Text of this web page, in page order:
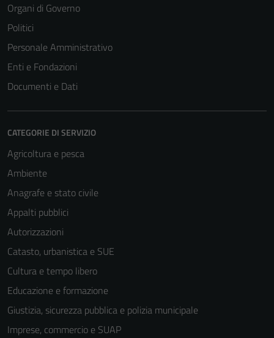
Organi di Governo
Politici
Personale Amministrativo
Enti e Fondazioni
Documenti e Dati
CATEGORIE DI SERVIZIO
Agricoltura e pesca
Ambiente
Anagrafe e stato civile
Appalti pubblici
Autorizzazioni
Catasto, urbanistica e SUE
Cultura e tempo libero
Educazione e formazione
Giustizia, sicurezza pubblica e polizia municipale
Imprese, commercio e SUAP